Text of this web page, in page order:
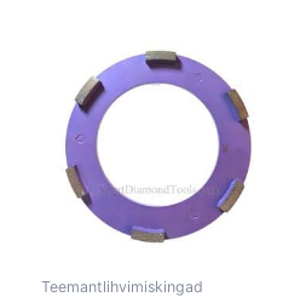
Teemantlihvimiskingad